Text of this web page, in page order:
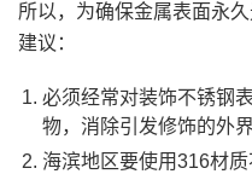
所以，为确保金属表面永
建议：
必须经常对装饰不锈钢
物，消除引发修饰的外界
海滨地区要使用316材